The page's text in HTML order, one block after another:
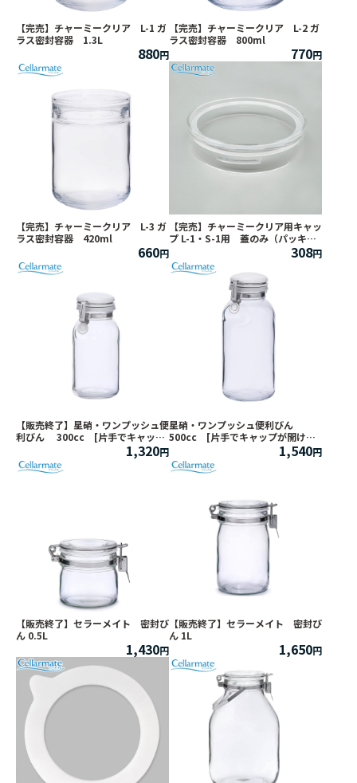
【完売】チャーミークリア L-1 ガ
ラス密封容器 1.3L
880
【完売】チャーミークリア L-2 ガ
ラス密封容器 800ml
770
【完売】チャーミークリア L-3 ガ
ラス密封容器 420ml
660
【完売】チャーミークリア用キャッ
プ L-1・S-1用 蓋のみ（パッキン
308
【販売終了】星硝・ワンプッシュ便
利びん 300cc [片手でキャップ
1,320
星硝・ワンプッシュ便利びん
500cc [片手でキャップが開けら
1,540
【販売終了】セラーメイト 密封び
ん 0.5L
1,430
【販売終了】セラーメイト 密封び
ん 1L
1,650